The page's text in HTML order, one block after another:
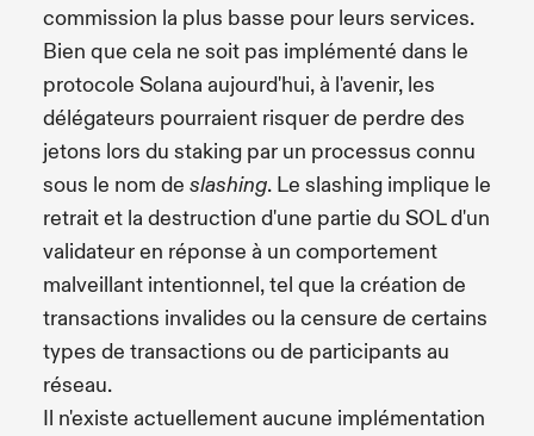
commission la plus basse pour leurs services.
Bien que cela ne soit pas implémenté dans le
protocole Solana aujourd'hui, à l'avenir, les
délégateurs pourraient risquer de perdre des
jetons lors du staking par un processus connu
sous le nom de slashing. Le slashing implique le
retrait et la destruction d'une partie du SOL d'un
validateur en réponse à un comportement
malveillant intentionnel, tel que la création de
transactions invalides ou la censure de certains
types de transactions ou de participants au
réseau.
Il n'existe actuellement aucune implémentation